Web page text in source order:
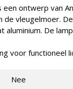
ontwerp van
de vleugelmoer.
aluminium. De
voor
Nee